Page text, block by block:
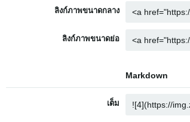
ลิงก์ภาพขนาดกลาง
ลิงก์ภาพขนาดย่อ
Markdown
เต็ม